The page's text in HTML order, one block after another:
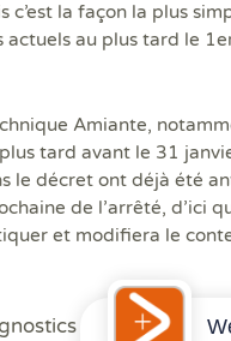
c’est la façon la plus
actuels au plus tard le 1
Amiante,
tard avant le 31
le décret ont déjà été
de l’arrêté, d’ici
et modifiera le
amiante ne